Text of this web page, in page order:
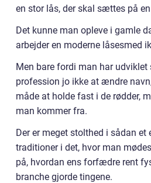
en stor lås, der skal sættes på
Det kunne man opleve i gamle
arbejder en moderne låsesmed
Men bare fordi man har udviklet
profession jo ikke at ændre
måde at holde fast i de rødder,
man kommer fra.
Der er meget stolthed i sådan et
traditioner i det, hvor man
på, hvordan ens forfædre rent
branche gjorde tingene.